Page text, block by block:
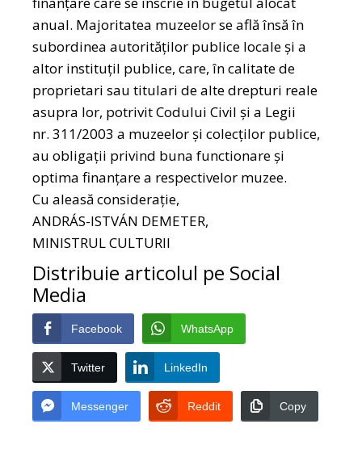
anual. Majoritatea muzeelor se află însă în
subordinea autorităţilor publice locale şi a
altor instituțil publice, care, în calitate de
proprietari sau titulari de alte drepturi reale
asupra lor, potrivit Codului Civil şi a Legii
nr. 311/2003 a muzeelor şi colecților publice,
au obligații privind buna functionare şi
optima finanțare a respectivelor muzee.
Cu aleasă considerație,
ANDRÁS-ISTVÁN DEMETER,
MINISTRUL CULTURII
Distribuie articolul pe Social
Media
Facebook WhatsApp
Twitter LinkedIn
Messenger Reddit Copy